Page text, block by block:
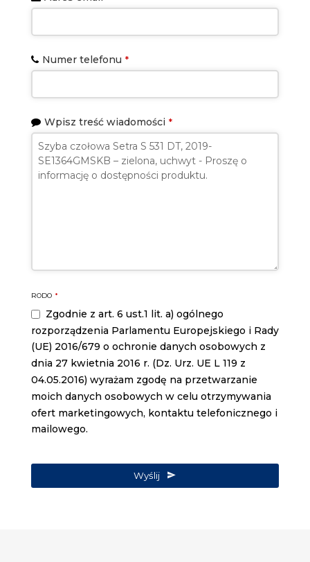
Numer telefonu *
Wpisz treść wiadomości *
RODO *
Zgodnie z art. 6 ust.1 lit. a) ogólnego
rozporządzenia Parlamentu Europejskiego i Rady
(UE) 2016/679 o ochronie danych osobowych z
dnia 27 kwietnia 2016 r. (Dz. Urz. UE L 119 z
04.05.2016) wyrażam zgodę na przetwarzanie
moich danych osobowych w celu otrzymywania
ofert marketingowych, kontaktu telefonicznego i
mailowego.
Wyślij